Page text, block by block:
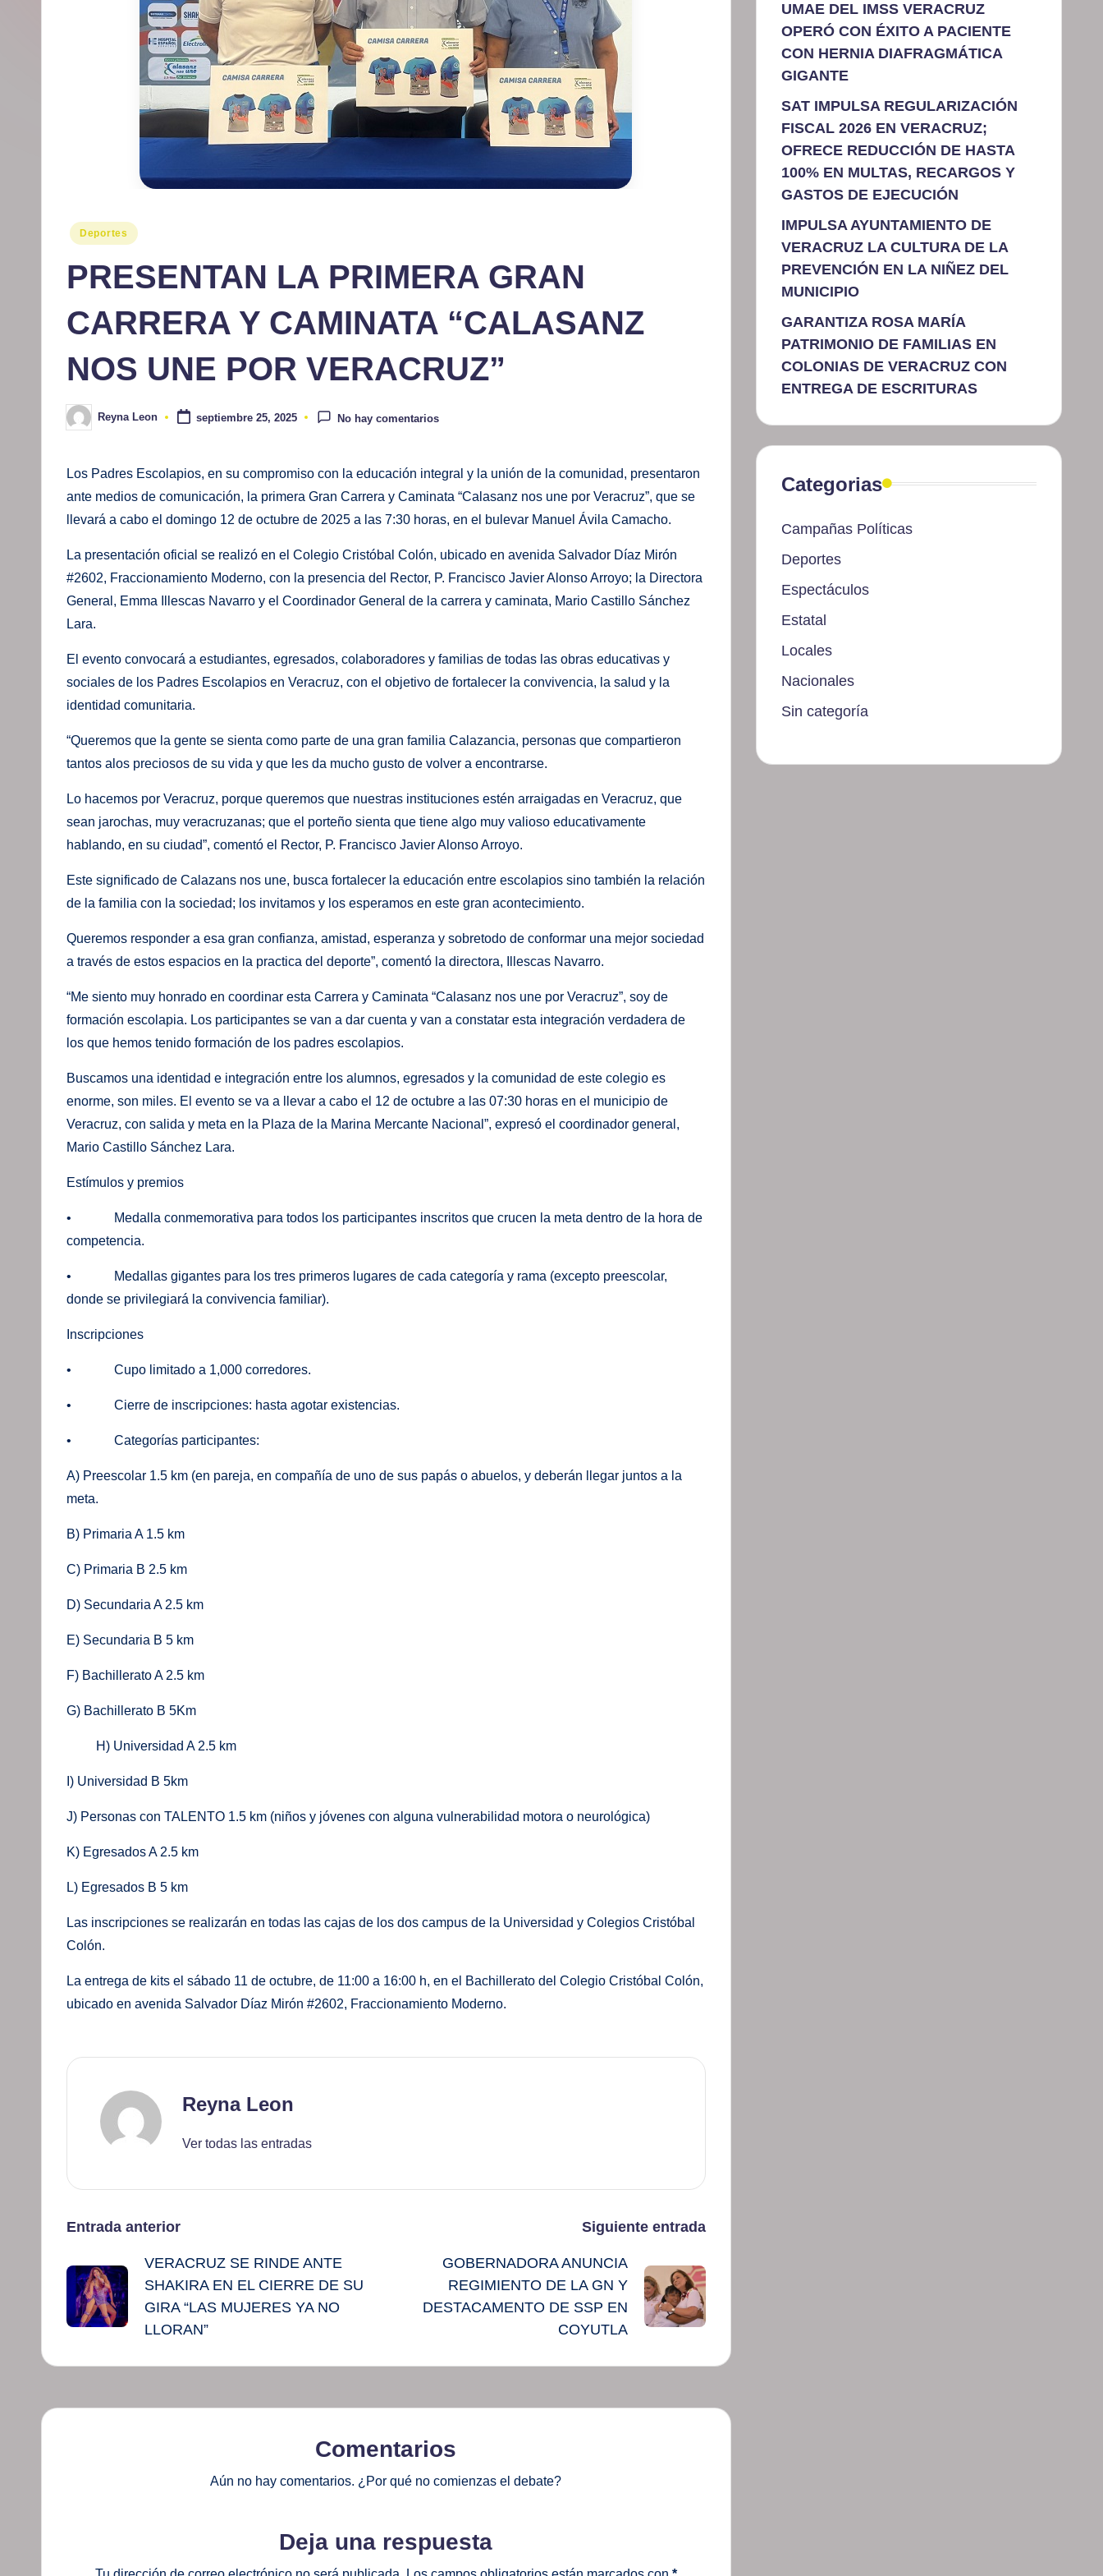
Publicado
Deportes
PRESENTAN LA PRIMERA GRAN
CARRERA Y CAMINATA “CALASANZ
NOS UNE POR VERACRUZ”
Publicado
por
Reyna Leon septiembre 25, 2025 No hay comentarios
Los Padres Escolapios, en su compromiso con la educación integral y la unión de la comunidad, presentaron
ante medios de comunicación, la primera Gran Carrera y Caminata “Calasanz nos une por Veracruz”, que se
llevará a cabo el domingo 12 de octubre de 2025 a las 7:30 horas, en el bulevar Manuel Ávila Camacho.
La presentación oficial se realizó en el Colegio Cristóbal Colón, ubicado en avenida Salvador Díaz Mirón
#2602, Fraccionamiento Moderno, con la presencia del Rector, P. Francisco Javier Alonso Arroyo; la Directora
General, Emma Illescas Navarro y el Coordinador General de la carrera y caminata, Mario Castillo Sánchez
Lara.
El evento convocará a estudiantes, egresados, colaboradores y familias de todas las obras educativas y
sociales de los Padres Escolapios en Veracruz, con el objetivo de fortalecer la convivencia, la salud y la
identidad comunitaria.
“Queremos que la gente se sienta como parte de una gran familia Calazancia, personas que compartieron
tantos alos preciosos de su vida y que les da mucho gusto de volver a encontrarse.
Lo hacemos por Veracruz, porque queremos que nuestras instituciones estén arraigadas en Veracruz, que
sean jarochas, muy veracruzanas; que el porteño sienta que tiene algo muy valioso educativamente
hablando, en su ciudad”, comentó el Rector, P. Francisco Javier Alonso Arroyo.
Este significado de Calazans nos une, busca fortalecer la educación entre escolapios sino también la relación
de la familia con la sociedad; los invitamos y los esperamos en este gran acontecimiento.
Queremos responder a esa gran confianza, amistad, esperanza y sobretodo de conformar una mejor sociedad
a través de estos espacios en la practica del deporte”, comentó la directora, Illescas Navarro.
“Me siento muy honrado en coordinar esta Carrera y Caminata “Calasanz nos une por Veracruz”, soy de
formación escolapia. Los participantes se van a dar cuenta y van a constatar esta integración verdadera de
los que hemos tenido formación de los padres escolapios.
Buscamos una identidad e integración entre los alumnos, egresados y la comunidad de este colegio es
enorme, son miles. El evento se va a llevar a cabo el 12 de octubre a las 07:30 horas en el municipio de
Veracruz, con salida y meta en la Plaza de la Marina Mercante Nacional”, expresó el coordinador general,
Mario Castillo Sánchez Lara.
Estímulos y premios
• Medalla conmemorativa para todos los participantes inscritos que crucen la meta dentro de la hora de
competencia.
• Medallas gigantes para los tres primeros lugares de cada categoría y rama (excepto preescolar,
donde se privilegiará la convivencia familiar).
Inscripciones
• Cupo limitado a 1,000 corredores.
• Cierre de inscripciones: hasta agotar existencias.
• Categorías participantes:
A) Preescolar 1.5 km (en pareja, en compañía de uno de sus papás o abuelos, y deberán llegar juntos a la
meta.
B) Primaria A 1.5 km
C) Primaria B 2.5 km
D) Secundaria A 2.5 km
E) Secundaria B 5 km
F) Bachillerato A 2.5 km
G) Bachillerato B 5Km
H) Universidad A 2.5 km
I) Universidad B 5km
J) Personas con TALENTO 1.5 km (niños y jóvenes con alguna vulnerabilidad motora o neurológica)
K) Egresados A 2.5 km
L) Egresados B 5 km
Las inscripciones se realizarán en todas las cajas de los dos campus de la Universidad y Colegios Cristóbal
Colón.
La entrega de kits el sábado 11 de octubre, de 11:00 a 16:00 h, en el Bachillerato del Colegio Cristóbal Colón,
ubicado en avenida Salvador Díaz Mirón #2602, Fraccionamiento Moderno.
Reyna Leon
Ver todas las entradas
Navegación
de
entradas
Entrada anterior
VERACRUZ SE RINDE ANTE
SHAKIRA EN EL CIERRE DE SU
GIRA “LAS MUJERES YA NO
LLORAN”
Siguiente entrada
GOBERNADORA ANUNCIA
REGIMIENTO DE LA GN Y
DESTACAMENTO DE SSP EN
COYUTLA
Comentarios
Aún no hay comentarios. ¿Por qué no comienzas el debate?
Deja una respuesta
UMAE DEL IMSS VERACRUZ
OPERÓ CON ÉXITO A PACIENTE
CON HERNIA DIAFRAGMÁTICA
GIGANTE
SAT IMPULSA REGULARIZACIÓN
FISCAL 2026 EN VERACRUZ;
OFRECE REDUCCIÓN DE HASTA
100% EN MULTAS, RECARGOS Y
GASTOS DE EJECUCIÓN
IMPULSA AYUNTAMIENTO DE
VERACRUZ LA CULTURA DE LA
PREVENCIÓN EN LA NIÑEZ DEL
MUNICIPIO
GARANTIZA ROSA MARÍA
PATRIMONIO DE FAMILIAS EN
COLONIAS DE VERACRUZ CON
ENTREGA DE ESCRITURAS
Categorias
Campañas Políticas
Deportes
Espectáculos
Estatal
Locales
Nacionales
Sin categoría